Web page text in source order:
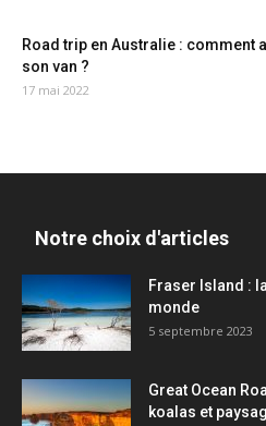
Road trip en Australie : comment
son van ?
17 mai 2022
Notre choix d'articles
Fraser Island :
monde
5 septembre 2023
Great Ocean
koalas et